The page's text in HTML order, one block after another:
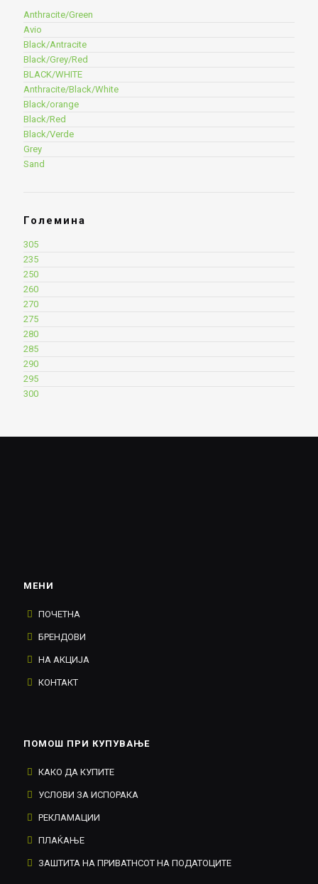
Anthracite/Green
Avio
Black/Antracite
Black/Grey/Red
BLACK/WHITE
Anthracite/Black/White
Black/orange
Black/Red
Black/Verde
Grey
Sand
Големина
305
235
250
260
270
275
280
285
290
295
300
МЕНИ
ПОЧЕТНА
БРЕНДОВИ
НА АКЦИЈА
КОНТАКТ
ПОМОШ ПРИ КУПУВАЊЕ
КАКО ДА КУПИТЕ
УСЛОВИ ЗА ИСПОРАКА
РЕКЛАМАЦИИ
ПЛАЌАЊЕ
ЗАШТИТА НА ПРИВАТНСОТ НА ПОДАТОЦИТЕ